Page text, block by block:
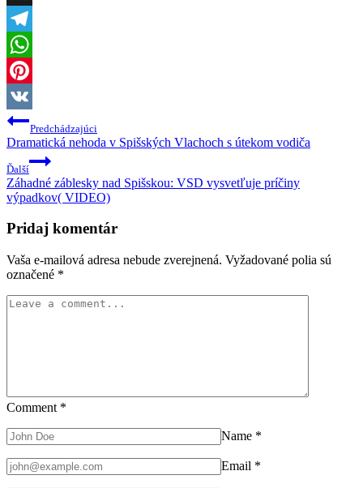
X
Telegram
WhatsApp
Pinterest
VK
Navigácia
v
článku
Predchádzajúci
Dramatická nehoda v Spišských Vlachoch s útekom vodiča
Ďalší
Záhadné záblesky nad Spišskou: VSD vysvetľuje príčiny
výpadkov( VIDEO)
Pridaj komentár
Vaša e-mailová adresa nebude zverejnená. Vyžadované polia sú
označené *
Comment *
Name *
Email *